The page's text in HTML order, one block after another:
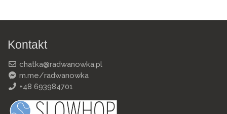
Kontakt
chatka@radwanowka.pl
m.me/radwanowka
+48 693984701